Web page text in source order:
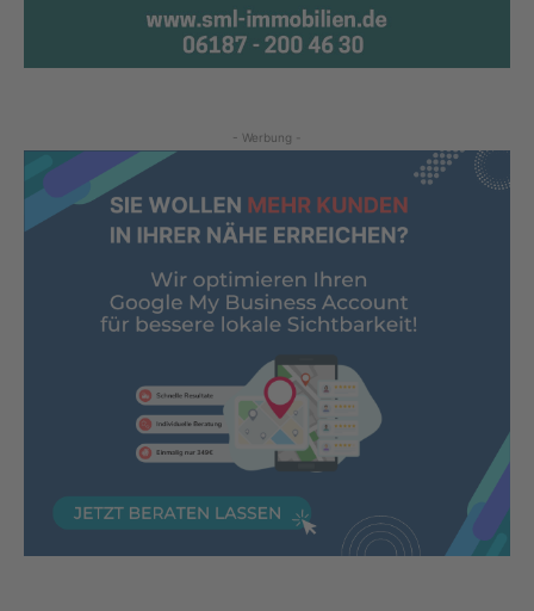
- Werbung -